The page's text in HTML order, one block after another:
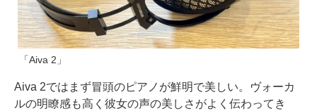
「Aiva 2」
Aiva 2ではまず冒頭のピアノが鮮明で美しい。ヴォーカ
ルの明瞭感も高く彼女の声の美しさがよく伝わってき